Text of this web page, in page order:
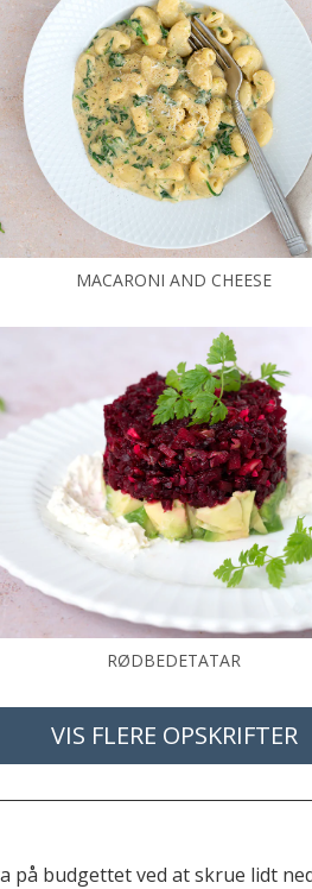
MACARONI AND CHEESE
RØDBEDETATAR
VIS FLERE OPSKRIFTER
på budgettet ved at skrue lidt